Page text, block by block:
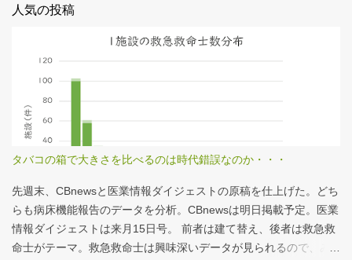
人気の投稿
タバコの箱で大きさを比べるのは時代錯誤なのか・・・
先週末、CBnewsと医業情報ダイジェストの原稿を仕上げた。どち
らも病床機能報告のデータを分析。CBnewsは明日掲載予定。医業
情報ダイジェストは来月15日号。 前者は建て替え、後者は救急救
命士がテーマ。救急救命士は興味深いデータが見られるので、み